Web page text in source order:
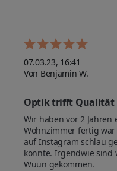
07.03.23, 16:41
Von Benjamin W.
Optik trifft Qualität
Wir haben vor 2 Jahren
Wohnzimmer fertig
auf Instagram schlau
könnte. Irgendwie sind
Wuun gekommen.